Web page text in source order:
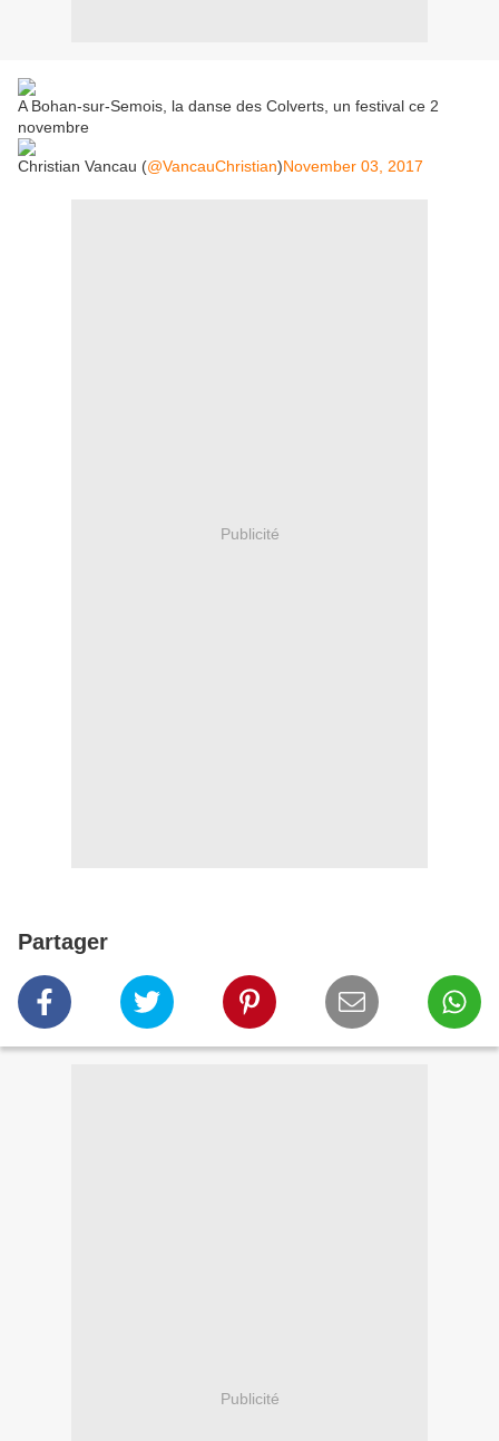
A Bohan-sur-Semois, la danse des Colverts, un festival ce 2
novembre
Christian Vancau (@VancauChristian)November 03, 2017
Publicité
Partager
Publicité